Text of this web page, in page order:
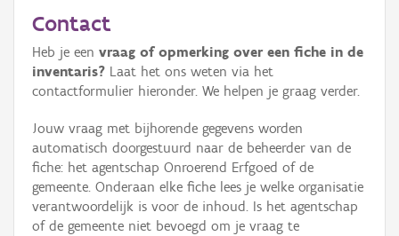
Erfgoedobject
Aanduidingsobject
Waarneming
Thema
Gebeurtenis
Contact
Heb je een vraag of opmerking over een fiche in de
inventaris? Laat het ons weten via het
contactformulier hieronder. We helpen je graag verder.
Jouw vraag met bijhorende gegevens worden
automatisch doorgestuurd naar de beheerder van de
fiche: het agentschap Onroerend Erfgoed of de
gemeente. Onderaan elke fiche lees je welke organisatie
verantwoordelijk is voor de inhoud. Is het agentschap
of de gemeente niet bevoegd om je vraag te